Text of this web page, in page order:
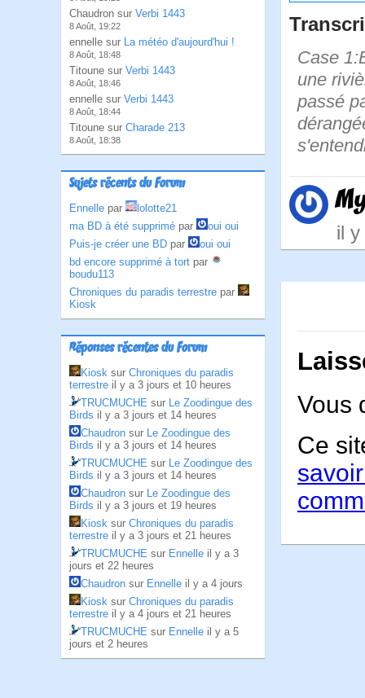
Chaudron sur Verbi 1443
8 Août, 19:22
ennelle sur La météo d'aujourd'hui !
8 Août, 18:48
Titoune sur Verbi 1443
8 Août, 18:46
ennelle sur Verbi 1443
8 Août, 18:44
Titoune sur Charade 213
8 Août, 18:38
Sujets récents du Forum
Ennelle par
lolotte21
ma BD à été supprimé par
oui oui
Puis-je créer une BD par
oui oui
bd encore supprimé à tort par
boudu113
Chroniques du paradis terrestre par
Kiosk
Réponses récentes du Forum
Kiosk sur Chroniques du paradis
terrestre il y a 3 jours et 10 heures
TRUCMUCHE sur Le Zoodingue des
Birds il y a 3 jours et 14 heures
Chaudron sur Le Zoodingue des
Birds il y a 3 jours et 14 heures
TRUCMUCHE sur Le Zoodingue des
Birds il y a 3 jours et 14 heures
Chaudron sur Le Zoodingue des
Birds il y a 3 jours et 19 heures
Kiosk sur Chroniques du paradis
terrestre il y a 3 jours et 21 heures
TRUCMUCHE sur Ennelle il y a 3
jours et 22 heures
Chaudron sur Ennelle il y a 4 jours
Kiosk sur Chroniques du paradis
terrestre il y a 4 jours et 21 heures
TRUCMUCHE sur Ennelle il y a 5
jours et 2 heures
Case
une
passé
il y
Vous
Ce